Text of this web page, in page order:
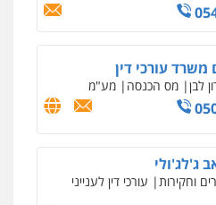
משרד עורכי דין
לבן מס הכנסה מע"מ
ג'לג'ולי
וחקירות עורכי דין לענייני